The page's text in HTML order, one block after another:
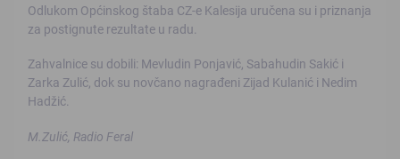
Odlukom Općinskog štaba CZ-e Kalesija uručena su i priznanja
za postignute rezultate u radu.
Zahvalnice su dobili: Mevludin Ponjavić, Sabahudin Sakić i
Zarka Zulić, dok su novčano nagrađeni Zijad Kulanić i Nedim
Hadžić.
M.Zulić, Radio Feral